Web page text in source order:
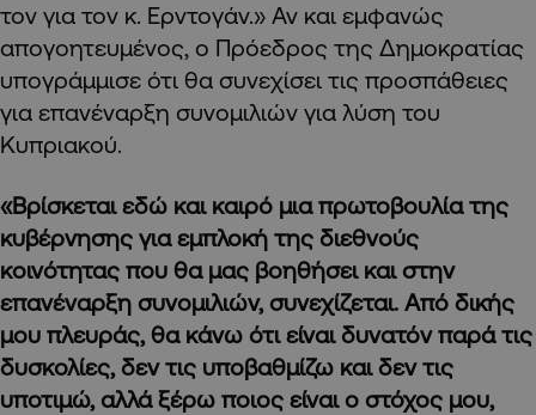
τον για τον κ. Ερντογάν.» Αν και εμφανώς
απογοητευμένος, ο Πρόεδρος της Δημοκρατίας
υπογράμμισε ότι θα συνεχίσει τις προσπάθειες
για επανέναρξη συνομιλιών για λύση του
Κυπριακού.
«Βρίσκεται εδώ και καιρό μια πρωτοβουλία της
κυβέρνησης για εμπλοκή της διεθνούς
κοινότητας που θα μας βοηθήσει και στην
επανέναρξη συνομιλιών, συνεχίζεται. Από δικής
μου πλευράς, θα κάνω ότι είναι δυνατόν παρά τις
δυσκολίες, δεν τις υποβαθμίζω και δεν τις
υποτιμώ, αλλά ξέρω ποιος είναι ο στόχος μου,